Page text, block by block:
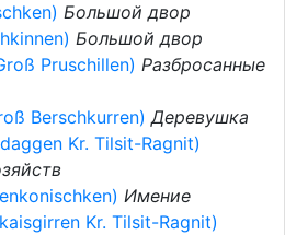
Большой двор
Большой двор
Pruschillen) Разбросанные
Berschkurren)Деревушка
Kr. Tilsit-Ragnit)
Имение
Kr. Tilsit-Ragnit)